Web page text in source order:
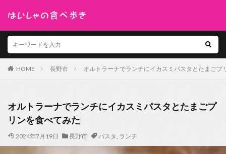
HOME 長野市 オルトラーナでランチにイカスミパスタとたまごプ
オルトラーナでランチにイカスミパスタとたまごプ
リンを食べてみた
2024年7月19日 長野市 パスタ, ランチ